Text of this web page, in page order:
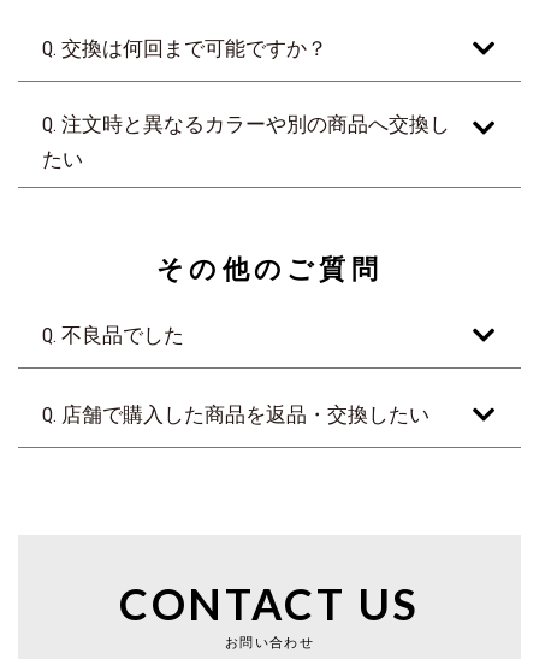
Q. 交換は何回まで可能ですか？
Q. 注文時と異なるカラーや別の商品へ交換し
たい
その他のご質問
Q. 不良品でした
Q. 店舗で購入した商品を返品・交換したい
CONTACT US
お問い合わせ